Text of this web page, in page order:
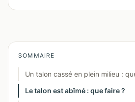
SOMMAIRE
Un talon cassé en plein milieu :
Le talon est abîmé : que faire ?